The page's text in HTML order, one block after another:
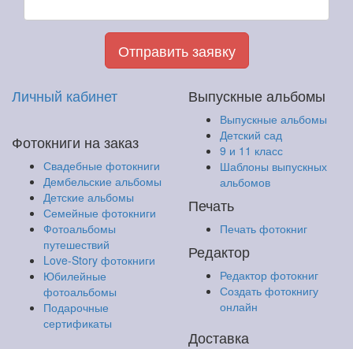
Отправить заявку
Личный кабинет
Фотокниги на заказ
Свадебные фотокниги
Дембельские альбомы
Детские альбомы
Семейные фотокниги
Фотоальбомы
путешествий
Love-Story фотокниги
Юбилейные
фотоальбомы
Подарочные
сертификаты
Выпускные альбомы
Выпускные альбомы
Детский сад
9 и 11 класс
Шаблоны выпускных
альбомов
Печать
Печать фотокниг
Редактор
Редактор фотокниг
Создать фотокнигу
онлайн
Доставка